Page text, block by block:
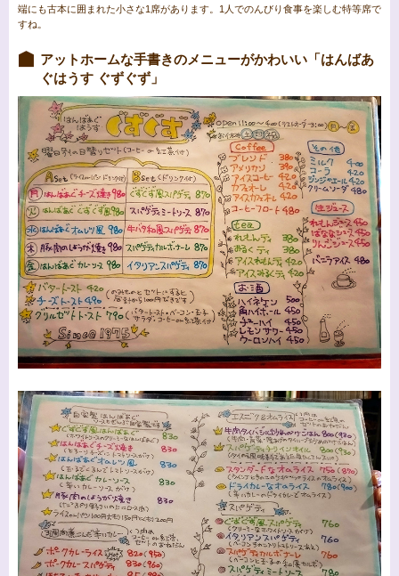
端にも古本に囲まれた小さな1席があります。1人でのんびり食事を楽しむ特等席で
すね。
アットホームな手書きのメニューがかわいい「はんばあ
ぐはうす ぐずぐず」